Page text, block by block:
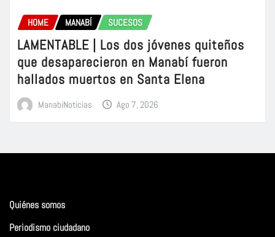
HOME MANABÍ SUCESOS
LAMENTABLE | Los dos jóvenes quiteños
que desaparecieron en Manabí fueron
hallados muertos en Santa Elena
ManabiNoticias Ago 7, 2026
Quiénes somos
Periodismo ciudadano